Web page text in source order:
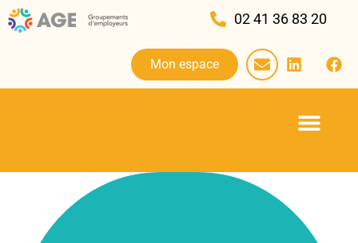
02 41 36 83 20
Mon espace